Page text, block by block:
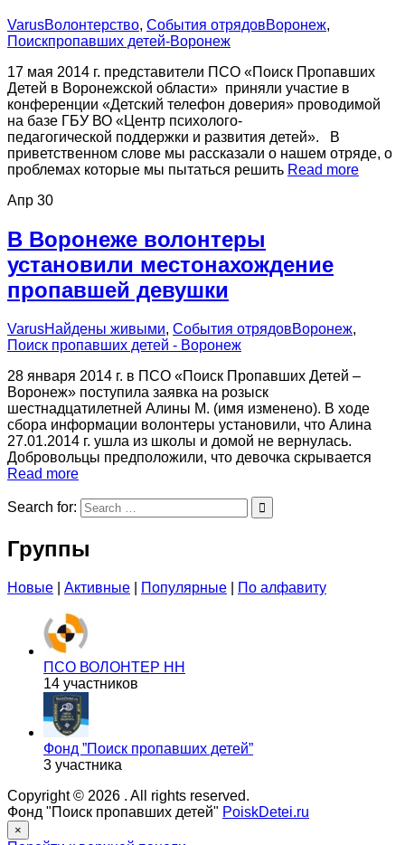
VarusВолонтерство, События отрядовВоронеж,
Поискпропавших детей-Воронеж
17 мая 2014 г. представители ПСО «Поиск Пропавших
Детей в Воронежской области» приняли участие в
конференции «Детский телефон доверия» проводимой
на базе ГБУ ВО «Центр психолого-
педагогической поддержки и развития детей». В
приветственном слове мы рассказали о нашем отряде, о
проблемах которые мы пытаться решить Read more
Апр 30
В Воронеже волонтеры
установили местонахождение
пропавшей девушки
VarusНайдены живыми, События отрядовВоронеж,
Поиск пропавших детей - Воронеж
28 января 2014 г. в ПСО «Поиск Пропавших Детей –
Воронеж» поступила заявка на розыск
шестнадцатилетней Алины М. (имя изменено). В ходе
сбора информации волонтеры установили, что Алина
27.01.2014 г. ушла из школы и домой не вернулась.
Добровольцы предположили, что девочка скрывается
Read more
Search for:
Группы
Новые Активные Популярные По алфавиту
ПСО ВОЛОНТЕР НН
14 участников
Фонд ”Поиск пропавших детей”
3 участника
Copyright © 2026 . All rights reserved.
Фонд "Поиск пропавших детей" PoiskDetei.ru
×